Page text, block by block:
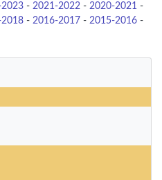
- 2021-2022 - 2020-2021 -
- 2016-2017 - 2015-2016 -